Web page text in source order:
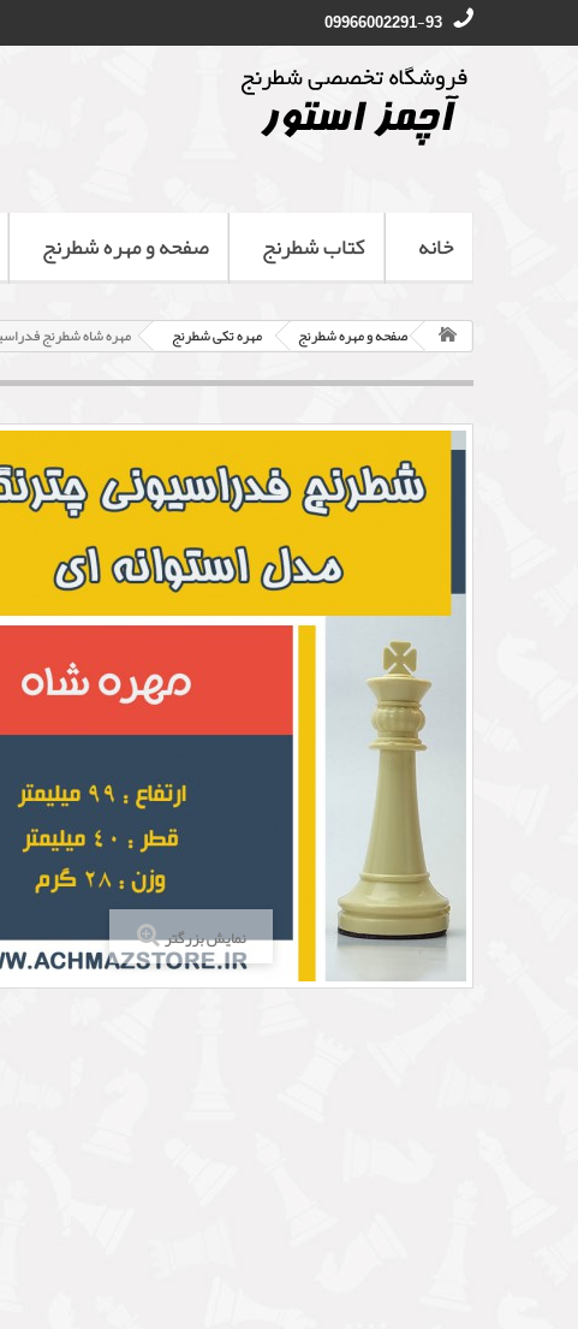
09966002291-93
خانه کتاب شطرنج صفحه و مهره شطرنج
صفحه و مهره شطرنج مهره تکی شطرنج مهره شاه شطرنج
نمایش بزرگتر